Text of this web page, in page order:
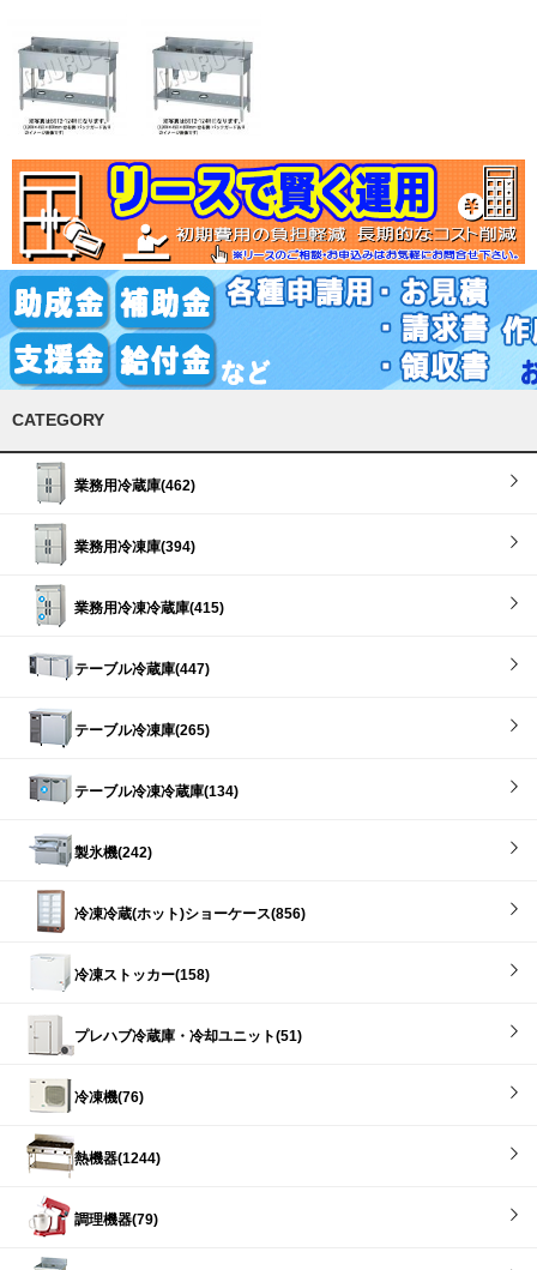
CATEGORY
業務用冷蔵庫(462)
業務用冷凍庫(394)
業務用冷凍冷蔵庫(415)
テーブル冷蔵庫(447)
テーブル冷凍庫(265)
テーブル冷凍冷蔵庫(134)
製氷機(242)
冷凍冷蔵(ホット)ショーケース(856)
冷凍ストッカー(158)
プレハブ冷蔵庫・冷却ユニット(51)
冷凍機(76)
熱機器(1244)
調理機器(79)